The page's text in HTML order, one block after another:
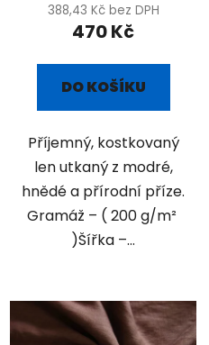
388,43 Kč bez DPH
470 Kč
DO KOŠÍKU
Příjemný, kostkovaný
len utkaný z modré,
hnědé a přírodní příze.
Gramáž – ( 200 g/m²
)Šířka –...